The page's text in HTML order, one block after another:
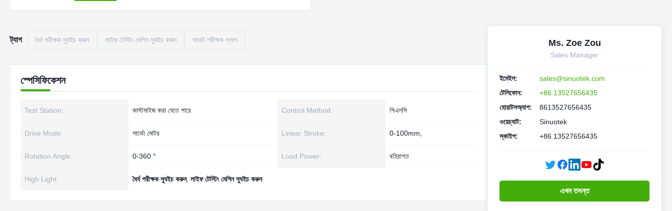
ট্যাগ ধৈর্য পরীক্ষক স্যুইচ করুন লাইফ টেস্টিং মেশিন স্যুইচ করুন সকেট পরীক্ষক প্লাগ
স্পেসিফিকেশন
Test Station: কাস্টমাইজ করা যেতে পারে Control Method: পিএলসি
Drive Mode: সার্ভো মোটর Linear Stroke: 0-100mm,
Rotation Angle: 0-360 ° Load Power: বহিরাগত
High Light: ধৈর্য পরীক্ষক স্যুইচ করুন, লাইফ টেস্টিং মেশিন স্যুইচ করুন
Ms. Zoe Zou
Sales Manager
ইমেইল:
sales@sinuotek.com
টেলিফোন:
+86 13527656435
হোয়াটসঅ্যাপ:
8613527656435
ওয়েচ্যাট:
Sinuotek
স্কাইপ:
+86 13527656435
এখন তদন্ত